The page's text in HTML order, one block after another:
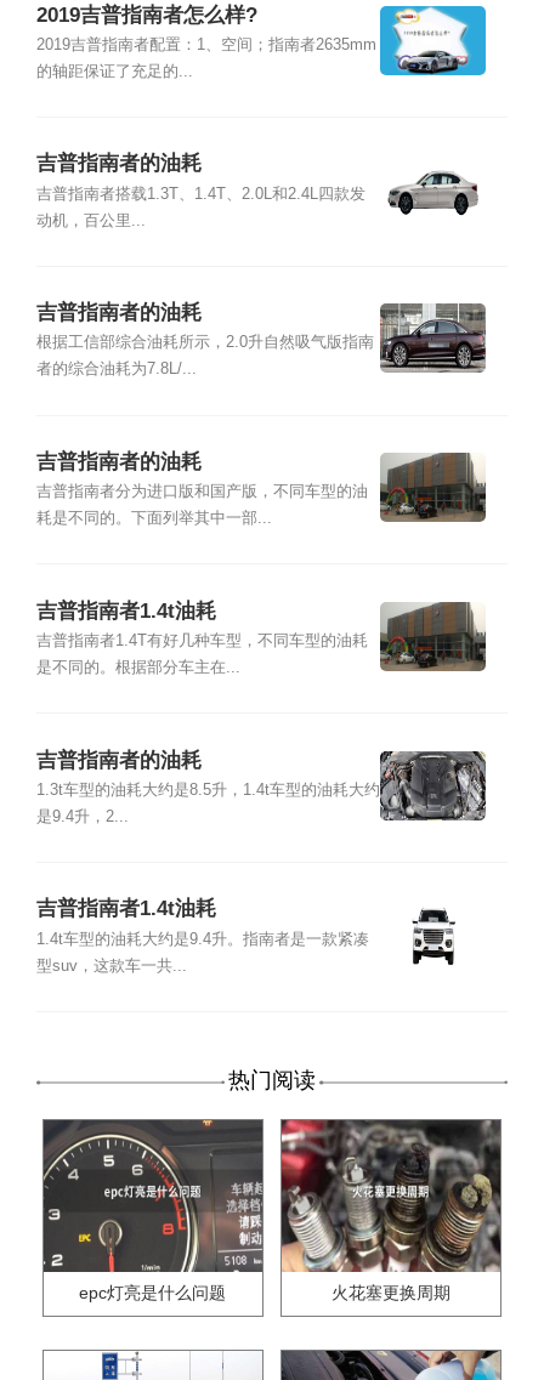
2019吉普指南者怎么样?
2019吉普指南者配置：1、空间；指南者2635mm
的轴距保证了充足的...
吉普指南者的油耗
吉普指南者搭载1.3T、1.4T、2.0L和2.4L四款发
动机，百公里...
吉普指南者的油耗
根据工信部综合油耗所示，2.0升自然吸气版指南
者的综合油耗为7.8L/...
吉普指南者的油耗
吉普指南者分为进口版和国产版，不同车型的油
耗是不同的。下面列举其中一部...
吉普指南者1.4t油耗
吉普指南者1.4T有好几种车型，不同车型的油耗
是不同的。根据部分车主在...
吉普指南者的油耗
1.3t车型的油耗大约是8.5升，1.4t车型的油耗大约
是9.4升，2...
吉普指南者1.4t油耗
1.4t车型的油耗大约是9.4升。指南者是一款紧凑
型suv，这款车一共...
热门阅读
epc灯亮是什么问题 火花塞更换周期